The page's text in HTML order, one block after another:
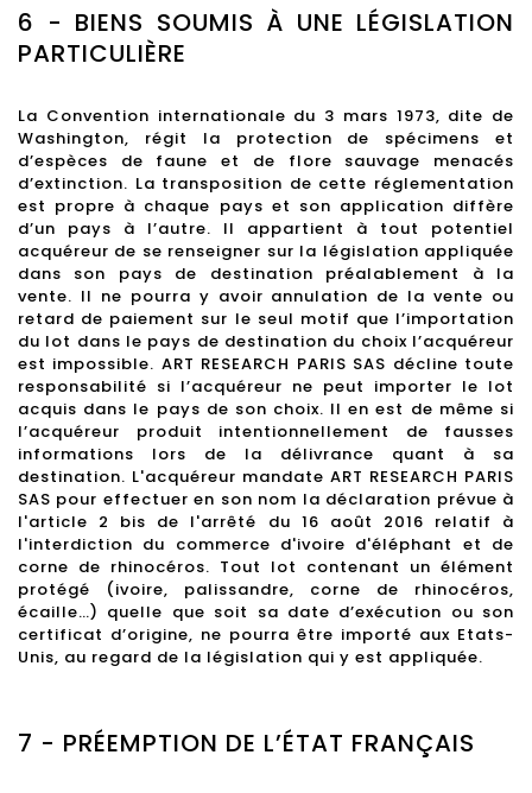
6 - BIENS SOUMIS À UNE LÉGISLATION
PARTICULIÈRE
La Convention internationale du 3 mars 1973, dite de
Washington, régit la protection de spécimens et
d’espèces de faune et de flore sauvage menacés
d’extinction. La transposition de cette réglementation
est propre à chaque pays et son application diffère
d’un pays à l’autre. Il appartient à tout potentiel
acquéreur de se renseigner sur la législation appliquée
dans son pays de destination préalablement à la
vente. Il ne pourra y avoir annulation de la vente ou
retard de paiement sur le seul motif que l’importation
du lot dans le pays de destination du choix l’acquéreur
est impossible. ART RESEARCH PARIS SAS décline toute
responsabilité si l’acquéreur ne peut importer le lot
acquis dans le pays de son choix. Il en est de même si
l’acquéreur produit intentionnellement de fausses
informations lors de la délivrance quant à sa
destination. L'acquéreur mandate ART RESEARCH PARIS
SAS pour effectuer en son nom la déclaration prévue à
l'article 2 bis de l'arrêté du 16 août 2016 relatif à
l'interdiction du commerce d'ivoire d'éléphant et de
corne de rhinocéros. Tout lot contenant un élément
protégé (ivoire, palissandre, corne de rhinocéros,
écaille…) quelle que soit sa date d’exécution ou son
certificat d’origine, ne pourra être importé aux Etats-
Unis, au regard de la législation qui y est appliquée.
7 - PRÉEMPTION DE L’ÉTAT FRANÇAIS